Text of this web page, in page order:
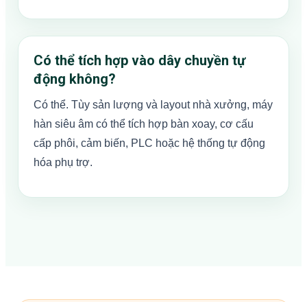
Có thể tích hợp vào dây chuyền tự
động không?
Có thể. Tùy sản lượng và layout nhà xưởng, máy
hàn siêu âm có thể tích hợp bàn xoay, cơ cấu
cấp phôi, cảm biến, PLC hoặc hệ thống tự động
hóa phụ trợ.